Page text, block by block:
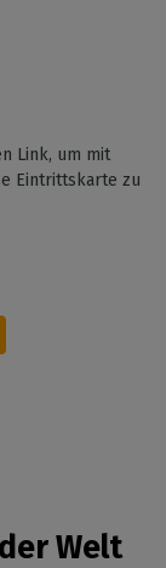
Link, um mit
Eintrittskarte zu
Welt